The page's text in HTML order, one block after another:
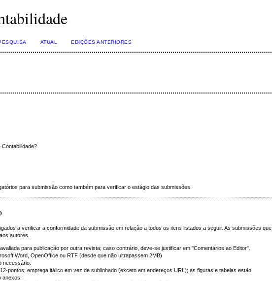
ATUAL EDIÇÕES ANTERIORES
para submissão como também para verificar o estágio das submissões.
a verificar a conformidade da submissão em relação a todos os itens listados a seguir. As submissões que
autores.
para publicação por outra revista; caso contrário, deve-se justificar em "Comentários ao Editor".
Word, OpenOffice ou RTF (desde que não ultrapassem 2MB)
necessário.
pontos; emprega itálico em vez de sublinhado (exceto em endereços URL); as figuras e tabelas estão
anexos.